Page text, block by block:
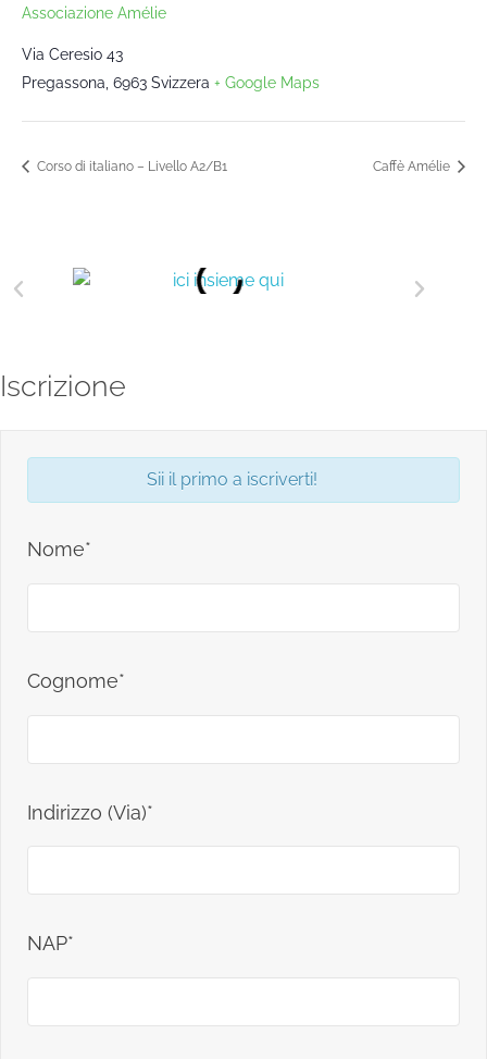
Associazione Amélie
Via Ceresio 43
Pregassona 6963 Svizzera + Google Maps
Corso di italiano – Livello A2/B1 Caffè Amélie
Iscrizione
Sii il primo a iscriverti!
Nome*
Cognome*
Indirizzo (Via)*
NAP*